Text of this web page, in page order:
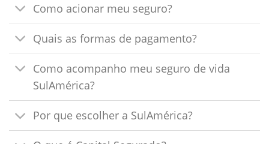
Como acionar meu seguro?
Quais as formas de pagamento?
Como acompanho meu seguro de vida
SulAmérica?
Por que escolher a SulAmérica?